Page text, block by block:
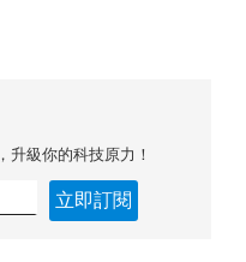
升級你的科技原力！
立即訂閱